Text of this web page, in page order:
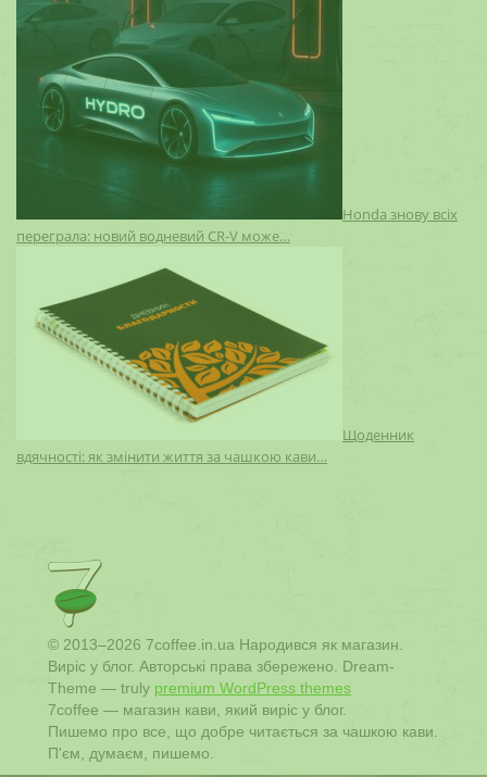
Honda знову всіх
переграла: новий водневий CR-V може…
Щоденник
вдячності: як змінити життя за чашкою кави…
© 2013–2026 7coffee.in.ua Народився як магазин.
Виріс у блог. Авторські права збережено. Dream-
Theme — truly premium WordPress themes
7coffee — магазин кави, який виріс у блог.
Пишемо про все, що добре читається за чашкою кави.
П'єм, думаєм, пишемо.